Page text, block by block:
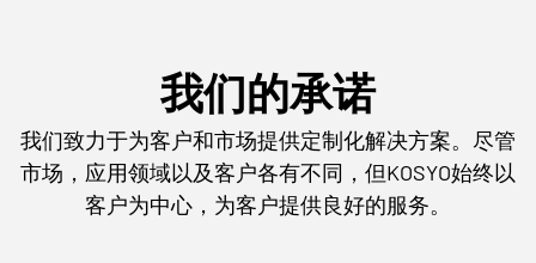
我们的承诺
我们致力于为客户和市场提供定制化解决方案。尽管
市场，应用领域以及客户各有不同，但KOSYO始终以
客户为中心，为客户提供良好的服务。
前身为农机修造厂，隶属市轻工业局。